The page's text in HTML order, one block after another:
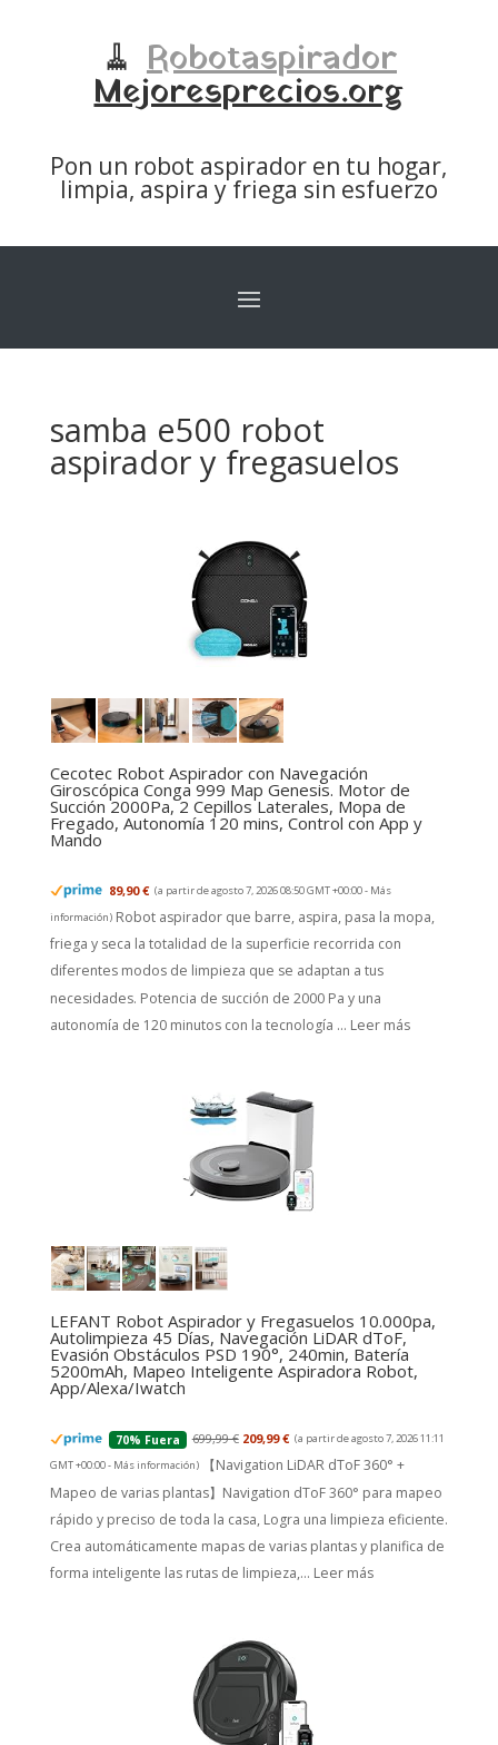
🧹 Robotaspirador
Mejoresprecios.org
Pon un robot aspirador en tu hogar,
limpia, aspira y friega sin esfuerzo
samba e500 robot
aspirador y fregasuelos
Cecotec Robot Aspirador con Navegación
Giroscópica Conga 999 Map Genesis. Motor de
Succión 2000Pa, 2 Cepillos Laterales, Mopa de
Fregado, Autonomía 120 mins, Control con App y
Mando
89,90 € (a partir de agosto 7, 2026 08:50 GMT +00:00 - Más
información) Robot aspirador que barre, aspira, pasa la mopa,
friega y seca la totalidad de la superficie recorrida con
diferentes modos de limpieza que se adaptan a tus
necesidades. Potencia de succión de 2000 Pa y una
autonomía de 120 minutos con la tecnología ... Leer más
LEFANT Robot Aspirador y Fregasuelos 10.000pa,
Autolimpieza 45 Días, Navegación LiDAR dToF,
Evasión Obstáculos PSD 190°, 240min, Batería
5200mAh, Mapeo Inteligente Aspiradora Robot,
App/Alexa/Iwatch
70% Fuera 699,99 € 209,99 € (a partir de agosto 7, 2026 11:11
GMT +00:00 - Más información)
【Navigation LiDAR dToF 360° +
Mapeo de varias plantas】Navigation dToF 360° para mapeo
rápido y preciso de toda la casa, Logra una limpieza eficiente.
Crea automáticamente mapas de varias plantas y planifica de
forma inteligente las rutas de limpieza,... Leer más